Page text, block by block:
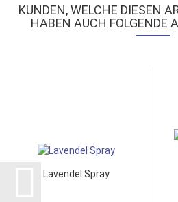
KUNDEN, WELCHE DIESEN
HABEN AUCH FOLGENDE
Lavendel Spray